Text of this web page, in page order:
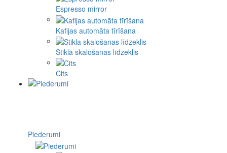
Espresso mirror
Kafijas automāta tīrīšana
Stikla skalošanas līdzeklis
Cits
Piederumi